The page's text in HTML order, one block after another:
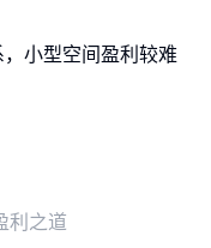
小型空间盈利较难
利之道